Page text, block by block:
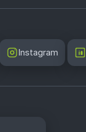
Instagram